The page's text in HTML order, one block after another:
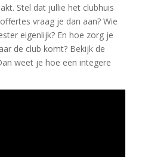
Stel dat jullie het clubhuis
vraag je dan aan? Wie
eigenlijk? En hoe zorg je
de club komt? Bekijk de
weet je hoe een integere